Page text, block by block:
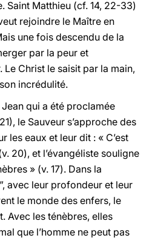
Saint Matthieu (cf. 14, 22-33)
rejoindre le Maître en
une fois descendu de la
par la peur et
Le Christ le saisit par la main,
incrédulité.
qui a été proclamée
le Sauveur s’approche des
les eaux et leur dit : « C’est
20), et l’évangéliste souligne
» (v. 17). Dans la
avec leur profondeur et leur
le monde des enfers, le
Avec les ténèbres, elles
que l’homme ne peut pas